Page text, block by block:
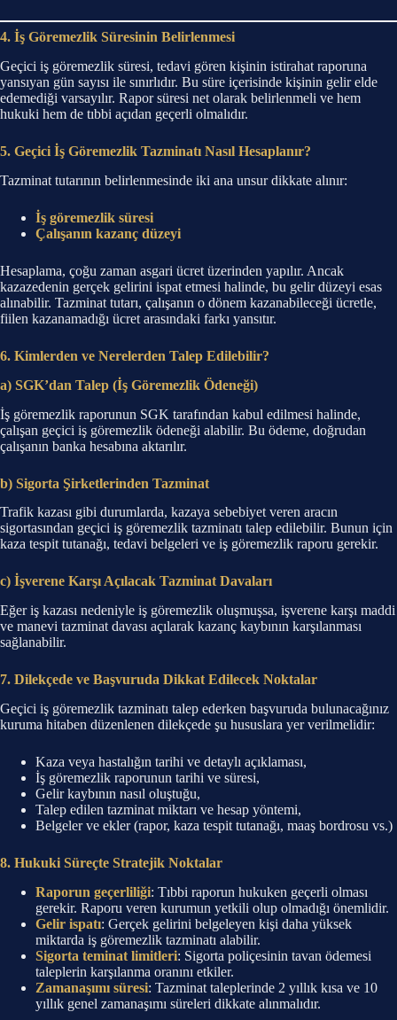
4. İş Göremezlik Süresinin Belirlenmesi
Geçici iş göremezlik süresi, tedavi gören kişinin istirahat raporuna
yansıyan gün sayısı ile sınırlıdır. Bu süre içerisinde kişinin gelir elde
edemediği varsayılır. Rapor süresi net olarak belirlenmeli ve hem
hukuki hem de tıbbi açıdan geçerli olmalıdır.
5. Geçici İş Göremezlik Tazminatı Nasıl Hesaplanır?
Tazminat tutarının belirlenmesinde iki ana unsur dikkate alınır:
İş göremezlik süresi
Çalışanın kazanç düzeyi
Hesaplama, çoğu zaman asgari ücret üzerinden yapılır. Ancak
kazazedenin gerçek gelirini ispat etmesi halinde, bu gelir düzeyi esas
alınabilir. Tazminat tutarı, çalışanın o dönem kazanabileceği ücretle,
fiilen kazanamadığı ücret arasındaki farkı yansıtır.
6. Kimlerden ve Nerelerden Talep Edilebilir?
a) SGK’dan Talep (İş Göremezlik Ödeneği)
İş göremezlik raporunun SGK tarafından kabul edilmesi halinde,
çalışan geçici iş göremezlik ödeneği alabilir. Bu ödeme, doğrudan
çalışanın banka hesabına aktarılır.
b) Sigorta Şirketlerinden Tazminat
Trafik kazası gibi durumlarda, kazaya sebebiyet veren aracın
sigortasından geçici iş göremezlik tazminatı talep edilebilir. Bunun için
kaza tespit tutanağı, tedavi belgeleri ve iş göremezlik raporu gerekir.
c) İşverene Karşı Açılacak Tazminat Davaları
Eğer iş kazası nedeniyle iş göremezlik oluşmuşsa, işverene karşı maddi
ve manevi tazminat davası açılarak kazanç kaybının karşılanması
sağlanabilir.
7. Dilekçede ve Başvuruda Dikkat Edilecek Noktalar
Geçici iş göremezlik tazminatı talep ederken başvuruda bulunacağınız
kuruma hitaben düzenlenen dilekçede şu hususlara yer verilmelidir:
Kaza veya hastalığın tarihi ve detaylı açıklaması,
İş göremezlik raporunun tarihi ve süresi,
Gelir kaybının nasıl oluştuğu,
Talep edilen tazminat miktarı ve hesap yöntemi,
Belgeler ve ekler (rapor, kaza tespit tutanağı, maaş bordrosu vs.)
8. Hukuki Süreçte Stratejik Noktalar
Raporun geçerliliği: Tıbbi raporun hukuken geçerli olması
gerekir. Raporu veren kurumun yetkili olup olmadığı önemlidir.
Gelir ispatı: Gerçek gelirini belgeleyen kişi daha yüksek
miktarda iş göremezlik tazminatı alabilir.
Sigorta teminat limitleri: Sigorta poliçesinin tavan ödemesi
taleplerin karşılanma oranını etkiler.
Zamanaşımı süresi: Tazminat taleplerinde 2 yıllık kısa ve 10
yıllık genel zamanaşımı süreleri dikkate alınmalıdır.